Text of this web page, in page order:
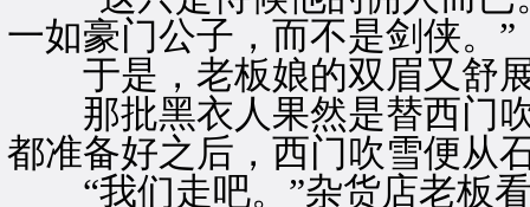
一如豪门公子，而不是剑侠。”
于是，老板娘的双眉又舒
那批黑衣人果然是替西门
都准备好之后，西门吹雪便从
“我们走吧。”杂货店老板看